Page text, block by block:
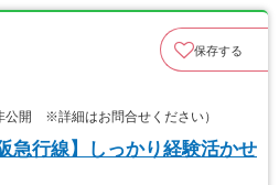
保存する
公開 ※詳細はお問合せください）
急行線】しっかり経験活かせ